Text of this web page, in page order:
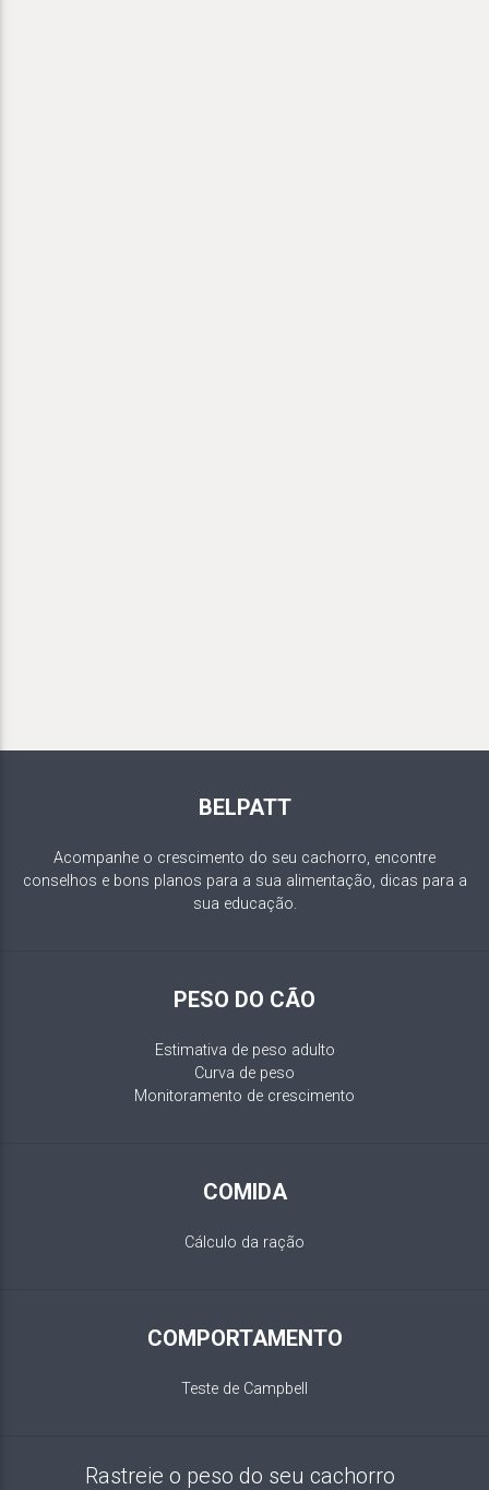
BELPATT
Acompanhe o crescimento do seu cachorro, encontre
conselhos e bons planos para a sua alimentação, dicas para a
sua educação.
PESO DO CÃO
Estimativa de peso adulto
Curva de peso
Monitoramento de crescimento
COMIDA
Cálculo da ração
COMPORTAMENTO
Teste de Campbell
Rastreie o peso do seu cachorro